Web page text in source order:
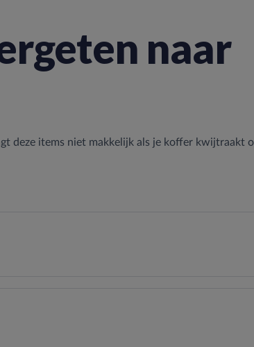
naar
deze items niet makkelijk als je koffer kwijtraakt